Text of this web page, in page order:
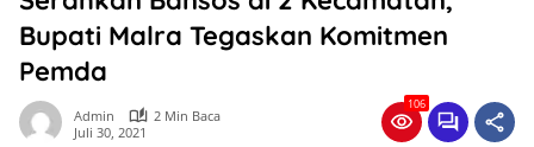
Bupati Malra Tegaskan Komitmen
Pemda
Admin
2 Min Baca
Juli 30, 2021
106